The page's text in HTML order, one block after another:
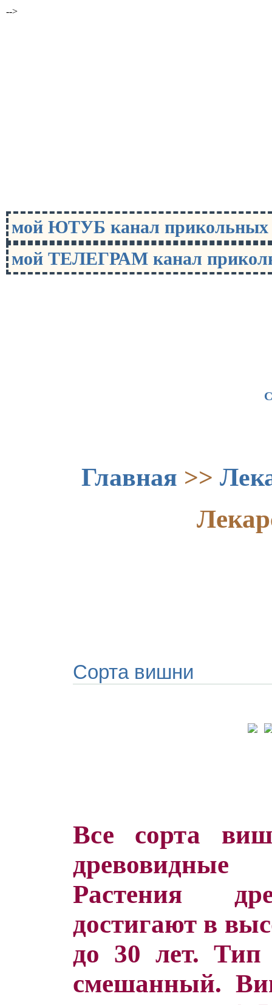
-->
мой ЮТУБ канал
мой ТЕЛЕГРАМ канал
Главная >>
Сорта вишни
Все сорта
Растения
достигают в
до 30 лет. Тип
смешанный.